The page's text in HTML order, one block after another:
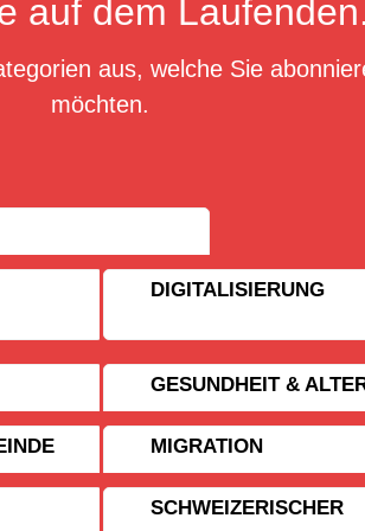
auf dem
aus, welche Sie
möchten.
DIGITALISIERUNG
GESUNDHEIT &
MIGRATION
SCHWEIZERISCHER